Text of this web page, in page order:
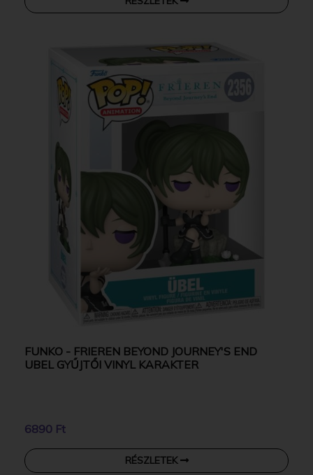
FUNKO - FRIEREN BEYOND JOURNEY'S END
UBEL GYŰJTŐI VINYL KARAKTER
6890 Ft
RÉSZLETEK